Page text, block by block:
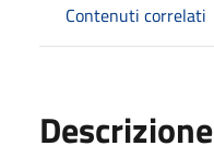
Contenuti correlati
Descrizione